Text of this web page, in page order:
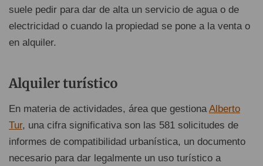
suele pedir para dar de alta un servicio de agua o de
electricidad o cuando la propiedad se pone a la venta o
en alquiler.
Alquiler turístico
En materia de actividades, área que gestionaAlberto
Tur, una cifra significativa son las 581 solicitudes de
informes de compatibilidad urbanística, un documento
necesario para dar legalmente un uso turístico a